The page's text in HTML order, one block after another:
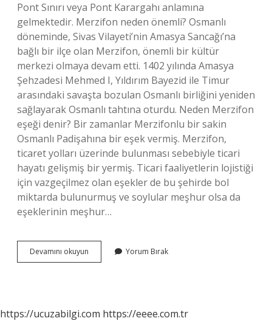
Pont Sınırı veya Pont Karargahı anlamına
gelmektedir. Merzifon neden önemli? Osmanlı
döneminde, Sivas Vilayeti’nin Amasya Sancağı’na
bağlı bir ilçe olan Merzifon, önemli bir kültür
merkezi olmaya devam etti. 1402 yılında Amasya
Şehzadesi Mehmed I, Yıldırım Bayezid ile Timur
arasındaki savaşta bozulan Osmanlı birliğini yeniden
sağlayarak Osmanlı tahtına oturdu. Neden Merzifon
eşeği denir? Bir zamanlar Merzifonlu bir sakin
Osmanlı Padişahına bir eşek vermiş. Merzifon,
ticaret yolları üzerinde bulunması sebebiyle ticari
hayatı gelişmiş bir yermiş. Ticari faaliyetlerin lojistiği
için vazgeçilmez olan eşekler de bu şehirde bol
miktarda bulunurmuş ve soylular meşhur olsa da
eşeklerinin meşhur…
Devamını okuyun Merzifon
Anlamı
Yorum Bırak
https://ucuzabilgi.com https://eeee.com.tr